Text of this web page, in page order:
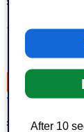
After 10
投票所
：静岡
投票所：静岡